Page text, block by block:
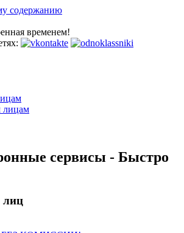
содержанию
временем!
лицам
сервисы - Быстро
лиц